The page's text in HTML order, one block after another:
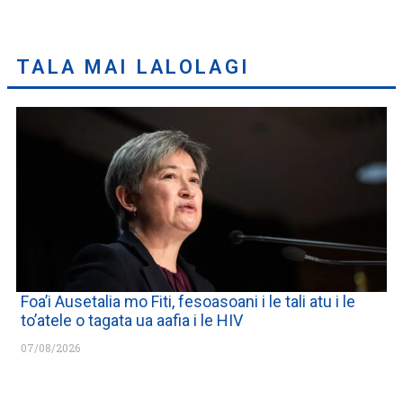
TALA MAI LALOLAGI
Foa’i Ausetalia mo Fiti, fesoasoani i le tali atu i le
to’atele o tagata ua aafia i le HIV
07/08/2026